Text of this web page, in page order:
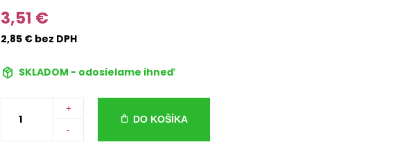
3,51 €
2,85 € bez DPH
SKLADOM - odosielame ihneď
+
-
DO KOŠÍKA